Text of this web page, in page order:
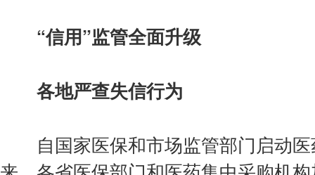
“信用”监管全面升级
各地严查失信行为
自国家医保和市场监管部门启动医